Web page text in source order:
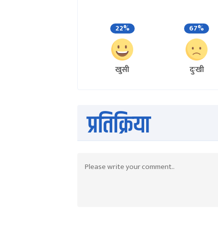
22%
खुसी
67%
दुःखी
प्रतिक्रिया